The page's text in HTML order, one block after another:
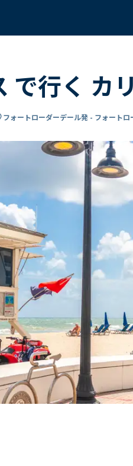
で行く カ
フォートローダーデール発 - フォートロ